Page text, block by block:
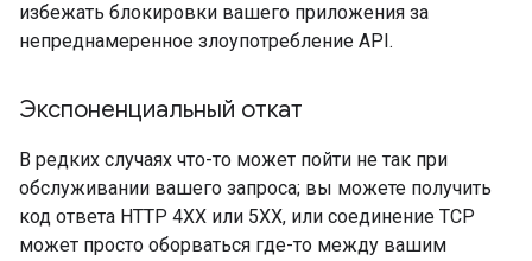
избежать блокировки вашего приложения за
непреднамеренное злоупотребление API.
Экспоненциальный откат
В редких случаях что-то может пойти не так при
обслуживании вашего запроса; вы можете получить
код ответа HTTP 4XX или 5XX, или соединение TCP
может просто оборваться где-то между вашим